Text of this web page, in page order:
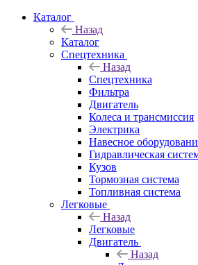
Каталог
Назад
Каталог
Спецтехника
Назад
Спецтехника
Фильтра
Двигатель
Колеса и трансмиссия
Электрика
Навесное
Гидравлическая
Кузов
Тормозная система
Топливная система
Легковые
Назад
Легковые
Двигатель
Назад